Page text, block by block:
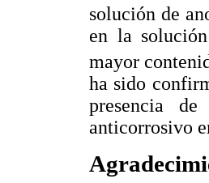
solución de
en la
mayor
ha sido
presencia
anticorrosivo